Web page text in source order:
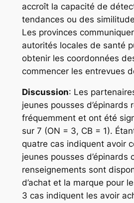
accroît la capacité de
tendances ou des
Les provinces
autorités locales de santé
obtenir les coordonnées
commencer les entrevues
Discussion: Les
jeunes pousses d’épinards
fréquemment et ont été
sur 7 (ON = 3, CB = 1).
quatre cas indiquent avoir
jeunes pousses d’épinards
renseignements sont
d’achat et la marque pour
3 cas indiquent les avoir